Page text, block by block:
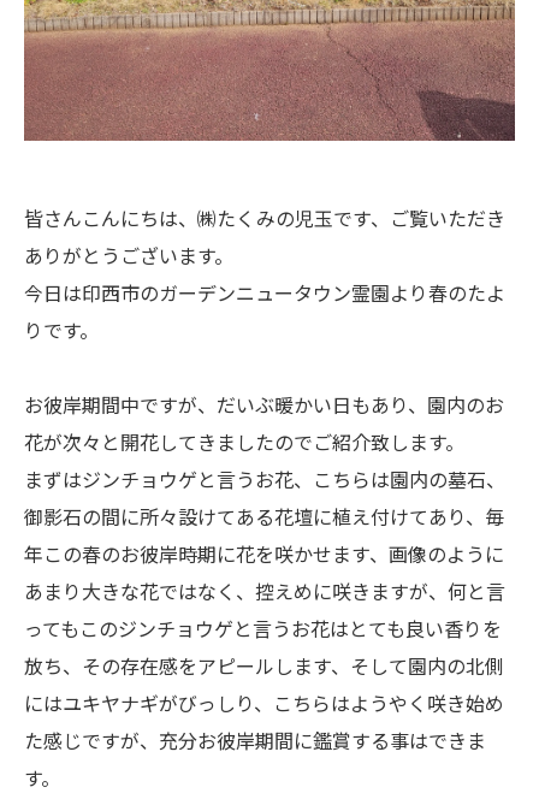
皆さんこんにちは、㈱たくみの児玉です、ご覧いただき
ありがとうございます。
今日は印西市のガーデンニュータウン霊園より春のたよ
りです。
お彼岸期間中ですが、だいぶ暖かい日もあり、園内のお
花が次々と開花してきましたのでご紹介致します。
まずはジンチョウゲと言うお花、こちらは園内の墓石、
御影石の間に所々設けてある花壇に植え付けてあり、毎
年この春のお彼岸時期に花を咲かせます、画像のように
あまり大きな花ではなく、控えめに咲きますが、何と言
ってもこのジンチョウゲと言うお花はとても良い香りを
放ち、その存在感をアピールします、そして園内の北側
にはユキヤナギがびっしり、こちらはようやく咲き始め
た感じですが、充分お彼岸期間に鑑賞する事はできま
す。